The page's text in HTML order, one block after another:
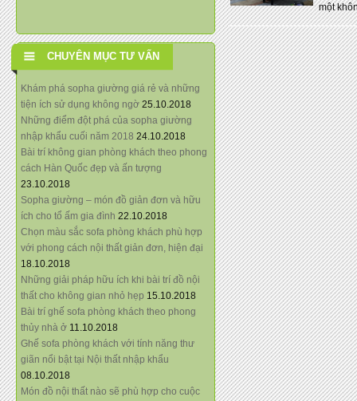
CHUYÊN MỤC TƯ VẤN
Khám phá sopha giường giá rẻ và những
tiện ích sử dụng không ngờ 25.10.2018
Những điểm đột phá của sopha giường
nhập khẩu cuối năm 2018 24.10.2018
Bài trí không gian phòng khách theo phong
cách Hàn Quốc đẹp và ấn tượng
23.10.2018
Sopha giường – món đồ giản đơn và hữu
ích cho tổ ấm gia đình 22.10.2018
Chọn màu sắc sofa phòng khách phù hợp
với phong cách nội thất giản đơn, hiện đại
18.10.2018
Những giải pháp hữu ích khi bài trí đồ nội
thất cho không gian nhỏ hẹp 15.10.2018
Bài trí ghế sofa phòng khách theo phong
thủy nhà ở 11.10.2018
Ghế sofa phòng khách với tính năng thư
giãn nổi bật tại Nội thất nhập khẩu
08.10.2018
Món đồ nội thất nào sẽ phù hợp cho cuộc
một